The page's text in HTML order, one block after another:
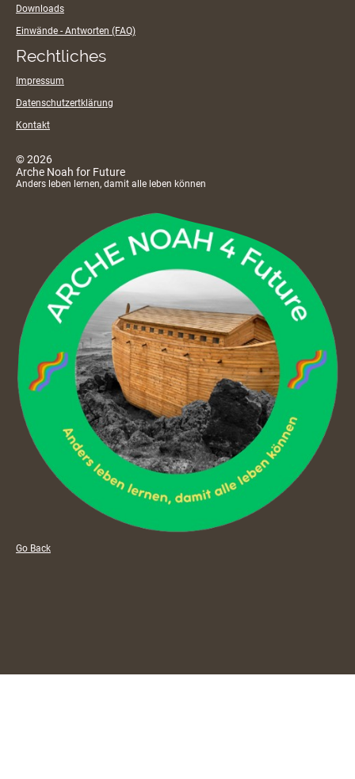
Downloads
Einwände - Antworten (FAQ)
Rechtliches
Impressum
Datenschutzertklärung
Kontakt
© 2026
Arche Noah for Future
Anders leben lernen, damit alle leben können
Go Back